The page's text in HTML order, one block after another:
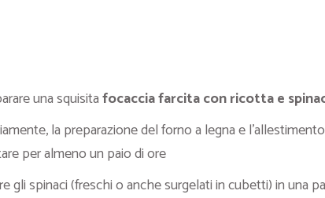
una squisitafocaccia farcita con ricotta e
la preparazione del forno a legna e l’allestimento
per almeno un paio di ore
gli spinaci (freschi o anche surgelati in cubetti) in una